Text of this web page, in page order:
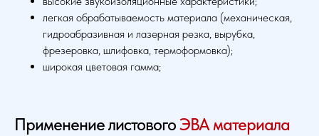
легкая обрабатываемость материала (механическая,
гидроабразивная и лазерная резка, вырубка,
фрезеровка, шлифовка, термоформовка);
широкая цветовая гамма;
Применение листовогоЭВА материала